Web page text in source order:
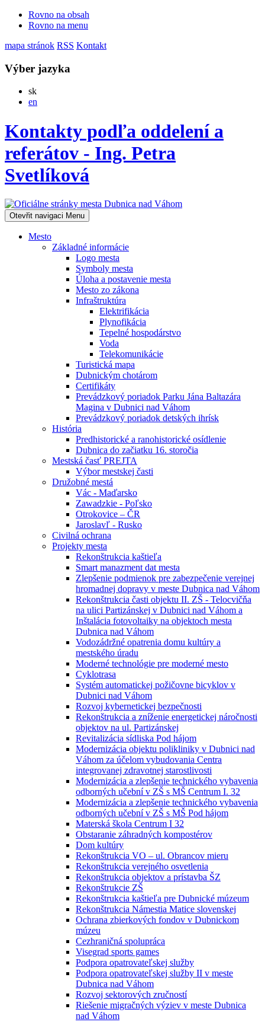
Rovno na obsah
Rovno na menu
mapa stránok RSS Kontakt
Výber jazyka
skSlovensky
en
Kontakty podľa oddelení a
referátov - Ing. Petra
Svetlíková
Otevřit navigaci Menu
Mesto
Základné informácie
Logo mesta
Symboly mesta
Úloha a postavenie mesta
Mesto zo zákona
Infraštruktúra
Elektrifikácia
Plynofikácia
Tepelné hospodárstvo
Voda
Telekomunikácie
Turistická mapa
Dubnickým chotárom
Certifikáty
Prevádzkový poriadok Parku Jána Baltazára
Magina v Dubnici nad Váhom
Prevádzkový poriadok detských ihrísk
História
Predhistorické a ranohistorické osídlenie
Dubnica do začiatku 16. storočia
Mestská časť PREJTA
Výbor mestskej časti
Družobné mestá
Vác - Maďarsko
Zawadzkie - Poľsko
Otrokovice – ČR
Jaroslavľ - Rusko
Civilná ochrana
Projekty mesta
Rekonštrukcia kaštieľa
Smart manazment dat mesta
Zlepšenie podmienok pre zabezpečenie verejnej
hromadnej dopravy v meste Dubnica nad Váhom
Rekonštrukcia časti objektu II. ZŠ - Telocvičňa
na ulici Partizánskej v Dubnici nad Váhom a
Inštalácia fotovoltaiky na objektoch mesta
Dubnica nad Váhom
Vodozádržné opatrenia domu kultúry a
mestského úradu
Moderné technológie pre moderné mesto
Cyklotrasa
Systém automatickej požičovne bicyklov v
Dubnici nad Váhom
Rozvoj kybernetickej bezpečnosti
Rekonštrukcia a zníženie energetickej náročnosti
objektov na ul. Partizánskej
Revitalizácia sídliska Pod hájom
Modernizácia objektu polikliniky v Dubnici nad
Váhom za účelom vybudovania Centra
integrovanej zdravotnej starostlivosti
Modernizácia a zlepšenie technického vybavenia
odborných učební v ZŠ s MŠ Centrum I. 32
Modernizácia a zlepšenie technického vybavenia
odborných učební v ZŠ s MŠ Pod hájom
Materská škola Centrum I 32
Obstaranie záhradných kompostérov
Dom kultúry
Rekonštrukcia VO – ul. Obrancov mieru
Rekonštrukcia verejného osvetlenia
Rekonštrukcia objektov a prístavba ŠZ
Rekonštrukcie ZŠ
Rekonštrukcia kaštieľa pre Dubnické múzeum
Rekonštrukcia Námestia Matice slovenskej
Ochrana zbierkových fondov v Dubnickom
múzeu
Cezhraničná spolupráca
Visegrad sports games
Podpora opatrovateľskej služby
Podpora opatrovateľskej služby II v meste
Dubnica nad Váhom
Rozvoj sektorových zručností
Riešenie migračných výziev v meste Dubnica
nad Váhom